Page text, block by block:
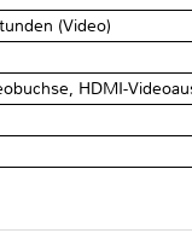
(Video)
HDMI-